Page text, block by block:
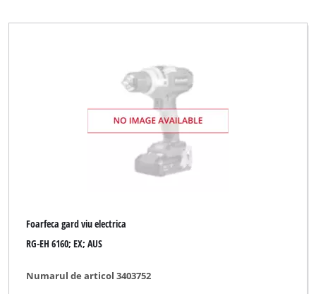
Foarfeca gard viu electrica
RG-EH 6160; EX; AUS
Numarul de articol 3403752